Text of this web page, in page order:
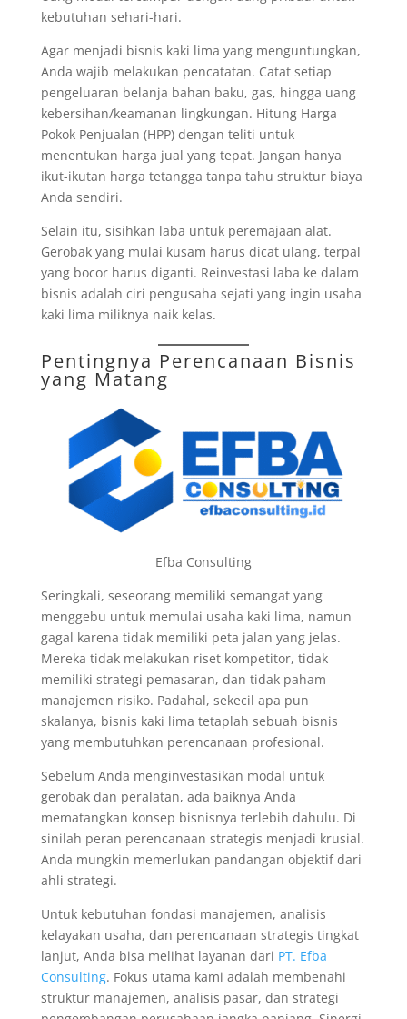
kebutuhan sehari-hari.
Agar menjadi bisnis kaki lima yang menguntungkan,
Anda wajib melakukan pencatatan. Catat setiap
pengeluaran belanja bahan baku, gas, hingga uang
kebersihan/keamanan lingkungan. Hitung Harga
Pokok Penjualan (HPP) dengan teliti untuk
menentukan harga jual yang tepat. Jangan hanya
ikut-ikutan harga tetangga tanpa tahu struktur biaya
Anda sendiri.
Selain itu, sisihkan laba untuk peremajaan alat.
Gerobak yang mulai kusam harus dicat ulang, terpal
yang bocor harus diganti. Reinvestasi laba ke dalam
bisnis adalah ciri pengusaha sejati yang ingin usaha
kaki lima miliknya naik kelas.
Pentingnya Perencanaan Bisnis
yang Matang
Efba Consulting
Seringkali, seseorang memiliki semangat yang
menggebu untuk memulai usaha kaki lima, namun
gagal karena tidak memiliki peta jalan yang jelas.
Mereka tidak melakukan riset kompetitor, tidak
memiliki strategi pemasaran, dan tidak paham
manajemen risiko. Padahal, sekecil apa pun
skalanya, bisnis kaki lima tetaplah sebuah bisnis
yang membutuhkan perencanaan profesional.
Sebelum Anda menginvestasikan modal untuk
gerobak dan peralatan, ada baiknya Anda
mematangkan konsep bisnisnya terlebih dahulu. Di
sinilah peran perencanaan strategis menjadi krusial.
Anda mungkin memerlukan pandangan objektif dari
ahli strategi.
Untuk kebutuhan fondasi manajemen, analisis
kelayakan usaha, dan perencanaan strategis tingkat
lanjut, Anda bisa melihat layanan dari PT. Efba
Consulting. Fokus utama kami adalah membenahi
struktur manajemen, analisis pasar, dan strategi